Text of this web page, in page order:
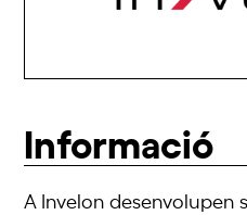
Informació
A Invelon desenvolupen